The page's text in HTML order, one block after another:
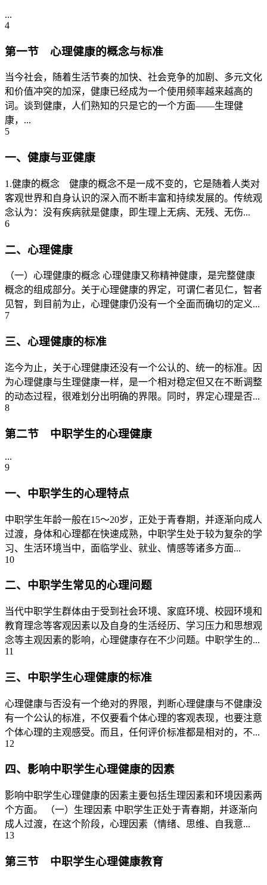
...
4
第一节 心理健康的概念与标准
当今社会，随着生活节奏的加快、社会竞争的加剧、多元文化
和价值冲突的加深，健康已经成为一个使用频率越来越高的
词。谈到健康，人们熟知的只是它的一个方面——生理健
康，...
5
一、健康与亚健康
1.健康的概念 健康的概念不是一成不变的，它是随着人类对
客观世界和自身认识的深入而不断丰富和持续发展的。传统观
念认为：没有疾病就是健康，即生理上无病、无残、无伤...
6
二、心理健康
（一）心理健康的概念 心理健康又称精神健康，是完整健康
概念的组成部分。关于心理健康的界定，可谓仁者见仁，智者
见智，到目前为止，心理健康仍没有一个全面而确切的定义...
7
三、心理健康的标准
迄今为止，关于心理健康还没有一个公认的、统一的标准。因
为心理健康与生理健康一样，是一个相对稳定但又在不断调整
的动态过程，很难划分出明确的界限。同时，界定心理是否...
8
第二节 中职学生的心理健康
...
9
一、中职学生的心理特点
中职学生年龄一般在15～20岁，正处于青春期，并逐渐向成人
过渡，身体和心理都在快速成熟，中职学生处于较为复杂的学
习、生活环境当中，面临学业、就业、情感等诸多方面...
10
二、中职学生常见的心理问题
当代中职学生群体由于受到社会环境、家庭环境、校园环境和
教育理念等客观因素以及自身的生活经历、学习压力和思想观
念等主观因素的影响，心理健康存在不少问题。中职学生的...
11
三、中职学生心理健康的标准
心理健康与否没有一个绝对的界限，判断心理健康与不健康没
有一个公认的标准，不仅要看个体心理的客观表现，也要注意
个体心理的主观感受。而且，任何评价标准都是相对的，不...
12
四、影响中职学生心理健康的因素
影响中职学生心理健康的因素主要包括生理因素和环境因素两
个方面。 （一）生理因素 中职学生正处于青春期，并逐渐向
成人过渡，在这个阶段，心理因素（情绪、思维、自我意...
13
第三节 中职学生心理健康教育